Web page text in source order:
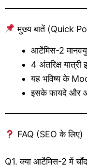
मुख्य बातें (Quick
आर्टेमिस-2
4 अंतरिक्ष यात्री
यह भविष्य के
इसके फायदे और
FAQ (SEO के लिए)
Q1. क्या आर्टेमिस-2 में